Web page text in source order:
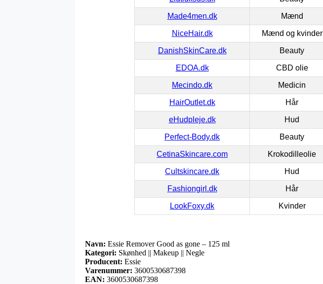
Made4men.dk Mænd
NiceHair.dk Mænd og kvinder
DanishSkinCare.dk Beauty
EDOA.dk CBD olie
Mecindo.dk Medicin
HairOutlet.dk Hår
eHudpleje.dk Hud
Perfect-Body.dk Beauty
CetinaSkincare.com Krokodilleolie
Cultskincare.dk Hud
Fashiongirl.dk Hår
LookFoxy.dk Kvinder
Navn: Essie Remover Good as gone – 125 ml
Kategori: Skønhed || Makeup || Negle
Producent: Essie
Varenummer: 3600530687398
EAN: 3600530687398